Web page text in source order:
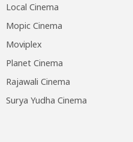
Local Cinema
Mopic Cinema
Moviplex
Planet Cinema
Rajawali Cinema
Surya Yudha Cinema